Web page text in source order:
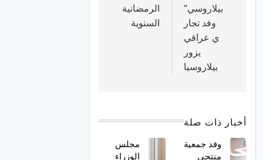
ﺑﻴﻼﺭﻭﺳﻲ”
وفد تجار
ي عراقي
يزور
بيلاروسيا
الرمضانية
السنوية
أخبار ذات صلة
وفد جمعية
منتجي
مجلس
الوزراء